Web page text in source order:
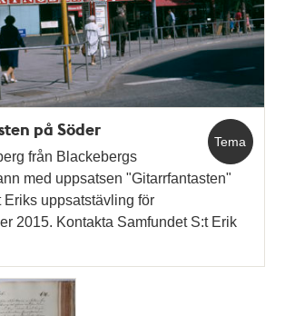
Tema
på Söder
från Blackebergs
med uppsatsen "Gitarrfantasten"
Eriks uppsatstävling för
2015. Kontakta Samfundet S:t Erik